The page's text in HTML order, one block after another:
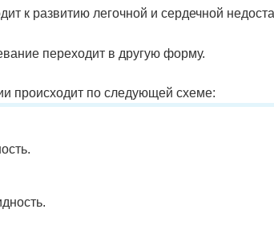
к развитию легочной и сердечной
переходит в другую форму.
происходит по следующей схеме: